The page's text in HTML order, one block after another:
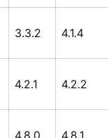
3.3.2 4.1.4
4.2.1 4.2.2